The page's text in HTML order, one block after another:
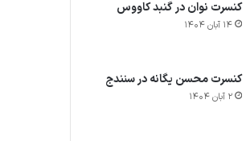
کنسرت نوان در گنبد کاووس
۱۴ آبان ۱۴۰۴
کنسرت محسن یگانه در سنندج
۲ آبان ۱۴۰۴